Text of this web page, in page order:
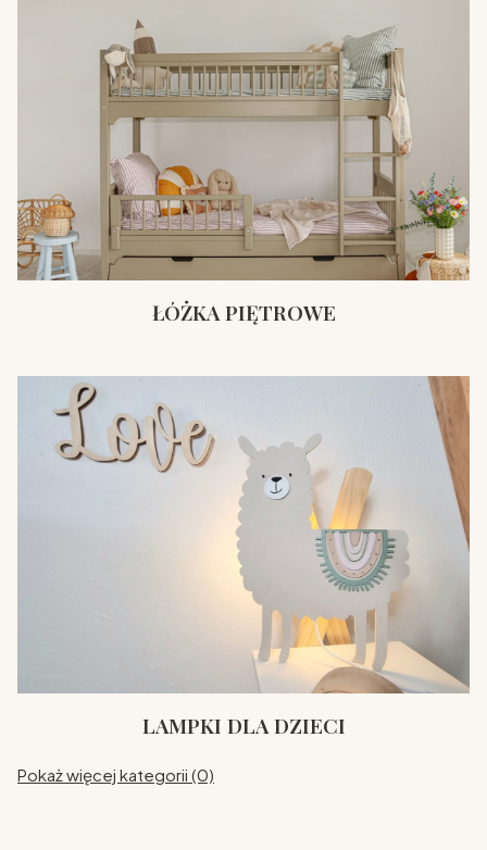
ŁÓŻKA PIĘTROWE
LAMPKI DLA DZIECI
Pokaż więcej kategorii (0)